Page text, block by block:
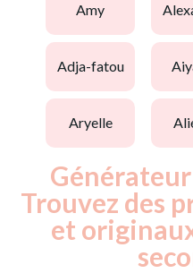
amy
adja-fatou
aryelle
Trouvez des
et